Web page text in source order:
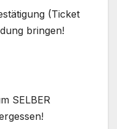
(Ticket
bringen!
SELBER